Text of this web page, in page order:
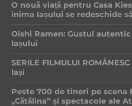
O nouă viață pentru Casa
inima Iașului se redeschide
Oishi Ramen: Gustul
Iașului
SERILE FILMULUI
Iași
Peste 700 de tineri pe
„Cătălina” și spectacole ale